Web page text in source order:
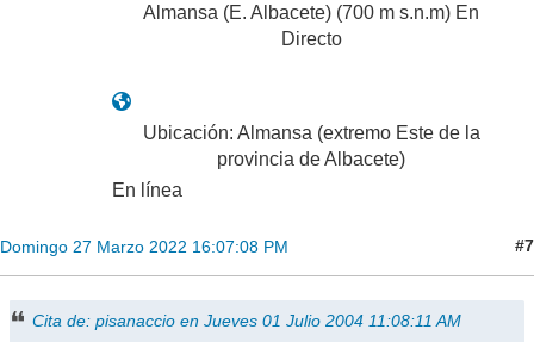
Almansa (E. Albacete) (700 m s.n.m) En
Directo
Ubicación: Almansa (extremo Este de la
provincia de Albacete)
En línea
Domingo 27 Marzo 2022 16:07:08 PM #7
Cita de: pisanaccio en Jueves 01 Julio 2004 11:08:11 AM